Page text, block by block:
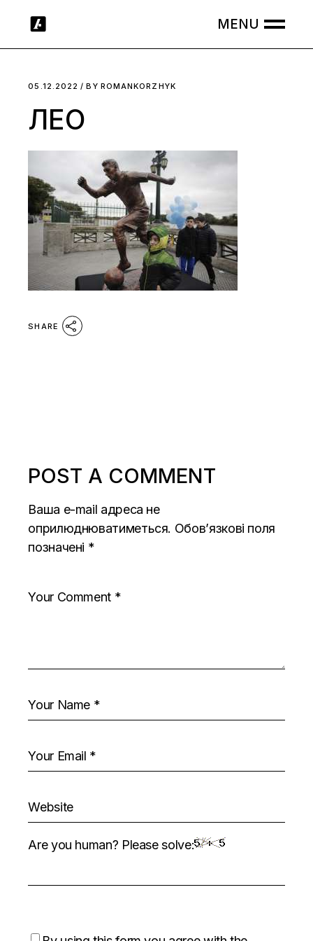
05.12.2022 BY ROMANKORZHYK
ЛЕО
SHARE
POST A COMMENT
Ваша e-mail адреса не
оприлюднюватиметься. Обов’язкові поля
позначені *
Are you human? Please solve: